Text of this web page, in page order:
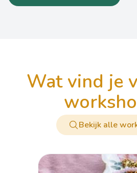
wat vind je van deze
Bekijk alle